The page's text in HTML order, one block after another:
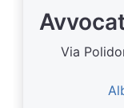
Via